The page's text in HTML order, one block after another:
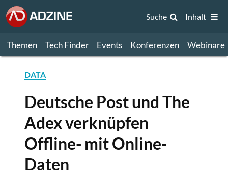
Themen Tech Finder Events Konferenzen Webinare
Suche Inhalt
DATA
Deutsche Post und The
Adex verknüpfen
Offline- mit Online-
Daten